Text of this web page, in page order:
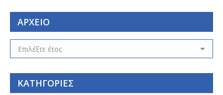
ΑΡΧΕΙΟ
ΑΡΧΕΙΟ
ΚΑΤΗΓΟΡΙΕΣ